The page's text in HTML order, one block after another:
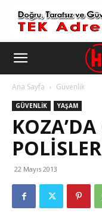
Ana Sayfa Güvenlik
GÜVENLIK YAŞAM
22 Mayıs 2013